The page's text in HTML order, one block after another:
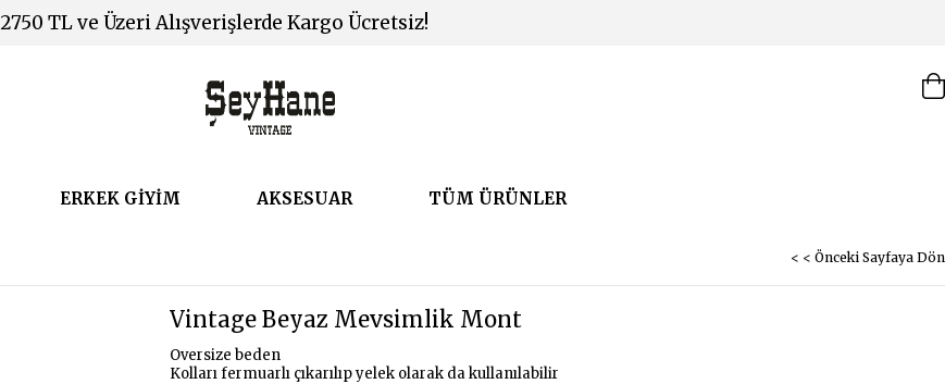
2750 TL ve Üzeri Alışverişlerde Kargo Ücretsiz!
ERKEK GİYİM AKSESUAR TÜM ÜRÜNLER
< < Önceki Sayfaya Dön
Vintage Beyaz Mevsimlik Mont
Oversize beden
Kolları fermuarlı çıkarılıp yelek olarak da kullanılabilir